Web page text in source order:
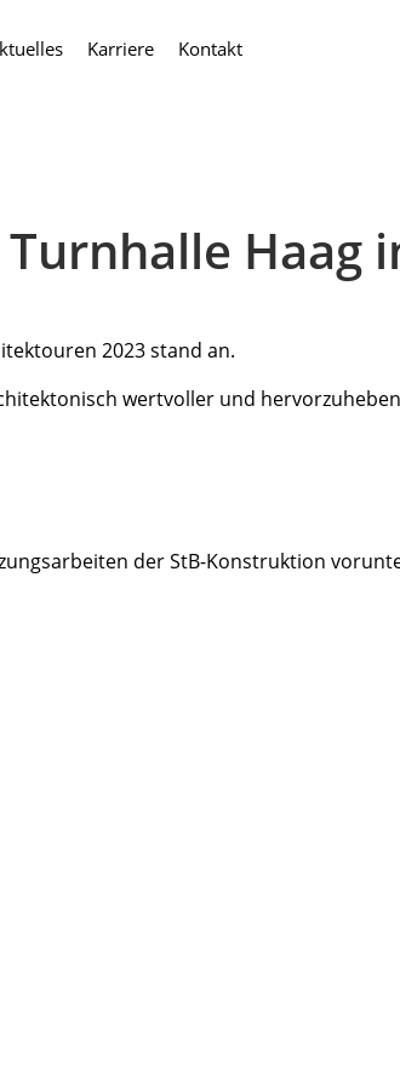
Karriere Kontakt
Haag
2023 stand an.
wertvoller und
der StB-Konstruktion